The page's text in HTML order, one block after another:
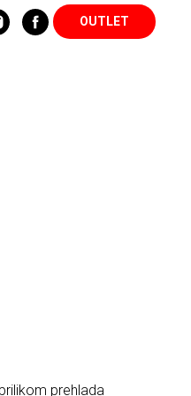
OUTLET
prehlada